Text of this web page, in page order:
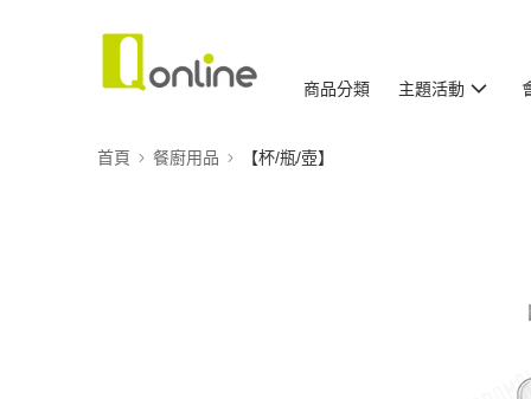
商品分類 主題活動
首頁 餐廚用品 【杯/瓶/壺】